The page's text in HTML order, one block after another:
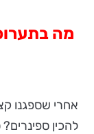
מה
אחרי שספגנו
להכין